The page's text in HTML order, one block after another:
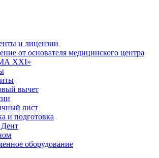
и лицензии
от основателя медицинского центра
ХХI»
вычет
лист
и подготовка
оборудование